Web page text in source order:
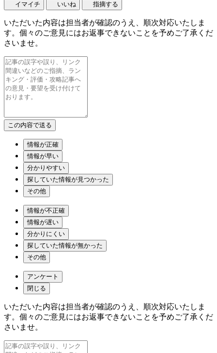
イマイチ いいね 指摘する
いただいた内容は担当者が確認のうえ、順次対応いたしま
す。個々のご意見にはお返事できないことを予めご了承くだ
さいませ。
情報が正確
情報が早い
分かりやすい
探していた情報が見つかった
その他
情報が不正確
情報が遅い
分かりにくい
探していた情報が無かった
その他
アンケート
閉じる
いただいた内容は担当者が確認のうえ、順次対応いたしま
す。個々のご意見にはお返事できないことを予めご了承くだ
さいませ。